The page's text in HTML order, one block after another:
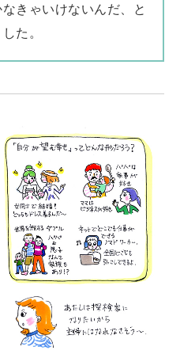
きゃいけないんだ、と
た。